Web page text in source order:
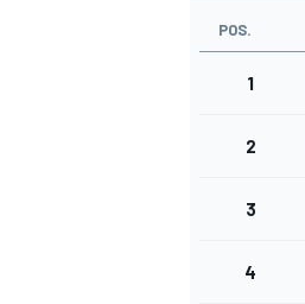
POS.
1
2
3
4